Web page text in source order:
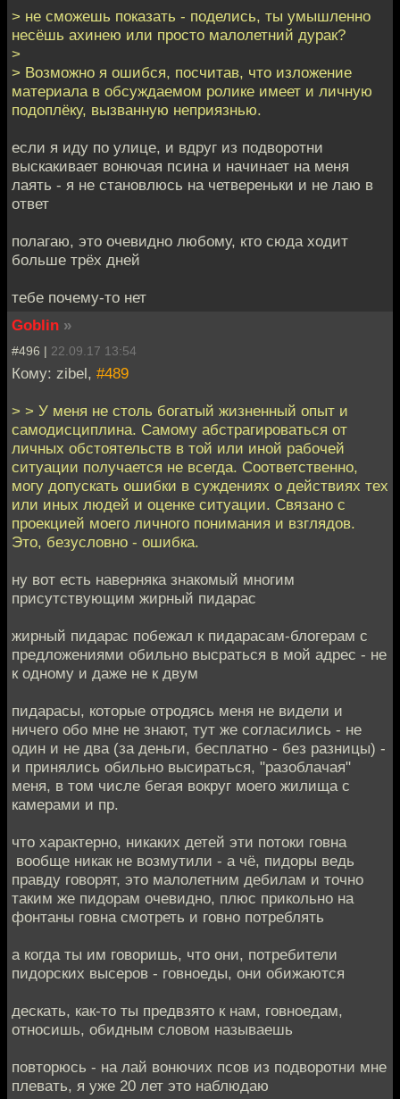
> не сможешь показать - поделись, ты умышленно
несёшь ахинею или просто малолетний дурак?
>
> Возможно я ошибся, посчитав, что изложение
материала в обсуждаемом ролике имеет и личную
подоплёку, вызванную неприязнью.
если я иду по улице, и вдруг из подворотни
выскакивает вонючая псина и начинает на меня
лаять - я не становлюсь на четвереньки и не лаю в
ответ
полагаю, это очевидно любому, кто сюда ходит
больше трёх дней
тебе почему-то нет
Goblin »
#496 | 22.09.17 13:54
Кому: zibel, #489
> > У меня не столь богатый жизненный опыт и
самодисциплина. Самому абстрагироваться от
личных обстоятельств в той или иной рабочей
ситуации получается не всегда. Соответственно,
могу допускать ошибки в суждениях о действиях тех
или иных людей и оценке ситуации. Связано с
проекцией моего личного понимания и взглядов.
Это, безусловно - ошибка.
ну вот есть наверняка знакомый многим
присутствующим жирный пидарас
жирный пидарас побежал к пидарасам-блогерам с
предложениями обильно высраться в мой адрес - не
к одному и даже не к двум
пидарасы, которые отродясь меня не видели и
ничего обо мне не знают, тут же согласились - не
один и не два (за деньги, бесплатно - без разницы) -
и принялись обильно высираться, "разоблачая"
меня, в том числе бегая вокруг моего жилища с
камерами и пр.
что характерно, никаких детей эти потоки говна
вообще никак не возмутили - а чё, пидоры ведь
правду говорят, это малолетним дебилам и точно
таким же пидорам очевидно, плюс прикольно на
фонтаны говна смотреть и говно потреблять
а когда ты им говоришь, что они, потребители
пидорских высеров - говноеды, они обижаются
дескать, как-то ты предвзято к нам, говноедам,
относишь, обидным словом называешь
повторюсь - на лай вонючих псов из подворотни мне
плевать, я уже 20 лет это наблюдаю